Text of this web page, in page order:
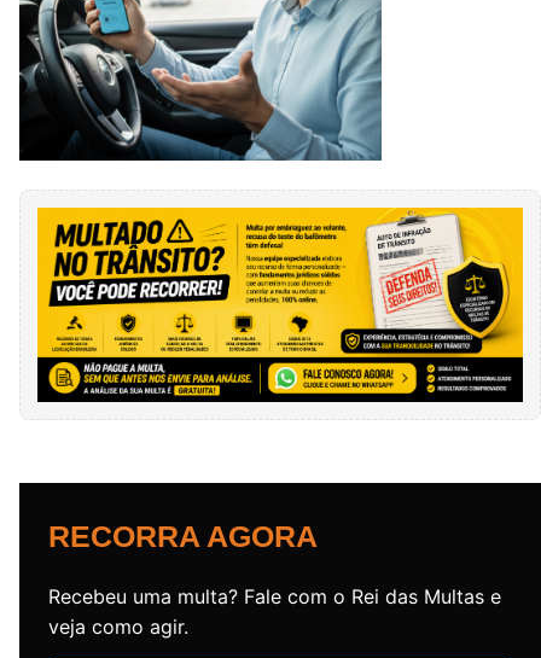
RECORRA AGORA
Recebeu uma multa? Fale com o Rei das Multas e
veja como agir.